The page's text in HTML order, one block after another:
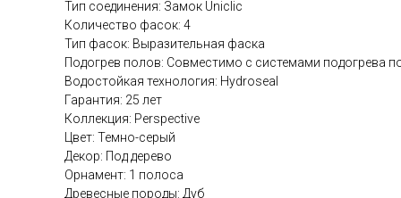
Тип соединения: Замок Uniclic
Количество фасок: 4
Тип фасок: Выразительная фаска
Подогрев полов: Совместимо с системами подогрева
Водостойкая технология: Hydroseal
Гарантия: 25 лет
Коллекция: Perspective
Цвет: Темно-серый
Декор: Под дерево
Орнамент: 1 полоса
Древесные породы: Дуб